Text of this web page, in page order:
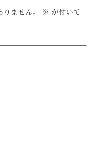
ません。 ※ が付いて